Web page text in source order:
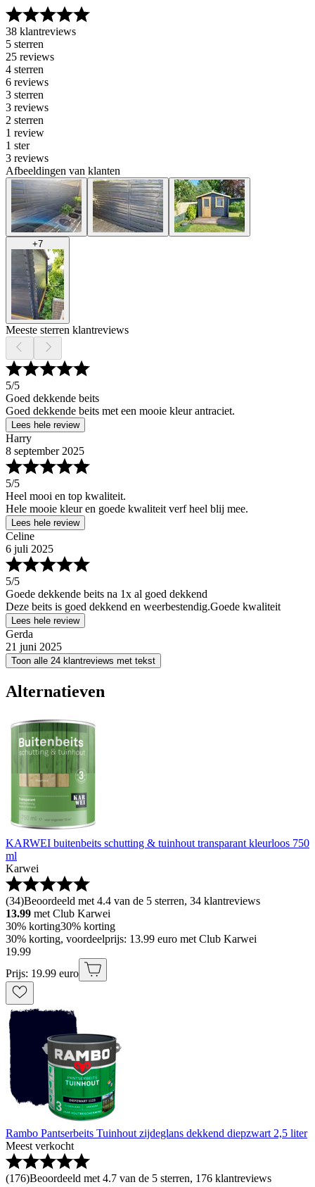
38 klantreviews
5 sterren
25 reviews
4 sterren
6 reviews
3 sterren
3 reviews
2 sterren
1 review
1 ster
3 reviews
Afbeeldingen van klanten
+7
Meeste sterren klantreviews
5/5
Goed dekkende beits
Goed dekkende beits met een mooie kleur antraciet.
Lees hele review
Harry
8 september 2025
5/5
Heel mooi en top kwaliteit.
Hele mooie kleur en goede kwaliteit verf heel blij mee.
Lees hele review
Celine
6 juli 2025
5/5
Goede dekkende beits na 1x al goed dekkend
Deze beits is goed dekkend en weerbestendig.Goede kwaliteit
Lees hele review
Gerda
21 juni 2025
Toon alle 24 klantreviews met tekst
Alternatieven
KARWEI buitenbeits schutting & tuinhout transparant kleurloos 750
ml
Karwei
(34)Beoordeeld met 4.4 van de 5 sterren, 34 klantreviews
13.99 met Club Karwei
30% korting30% korting
30% korting, voordeelprijs: 13.99 euro met Club Karwei
19.99
Prijs: 19.99 euro
Rambo Pantserbeits Tuinhout zijdeglans dekkend diepzwart 2,5 liter
Meest verkocht
(176)Beoordeeld met 4.7 van de 5 sterren, 176 klantreviews